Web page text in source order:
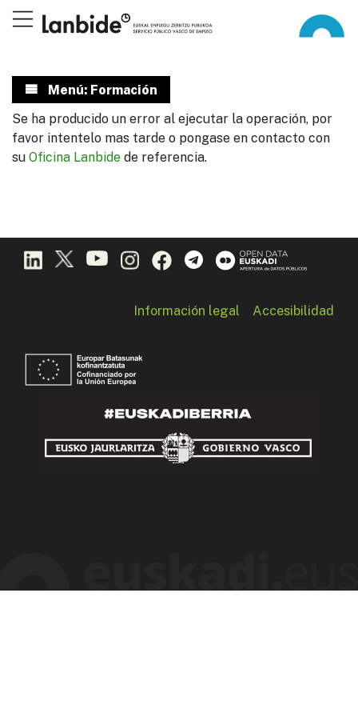
Menú: Formación
Se ha producido un error al ejecutar la operación, por
favor intentelo mas tarde o pongase en contacto con
su Oficina Lanbide de referencia.
Información legal Accesibilidad